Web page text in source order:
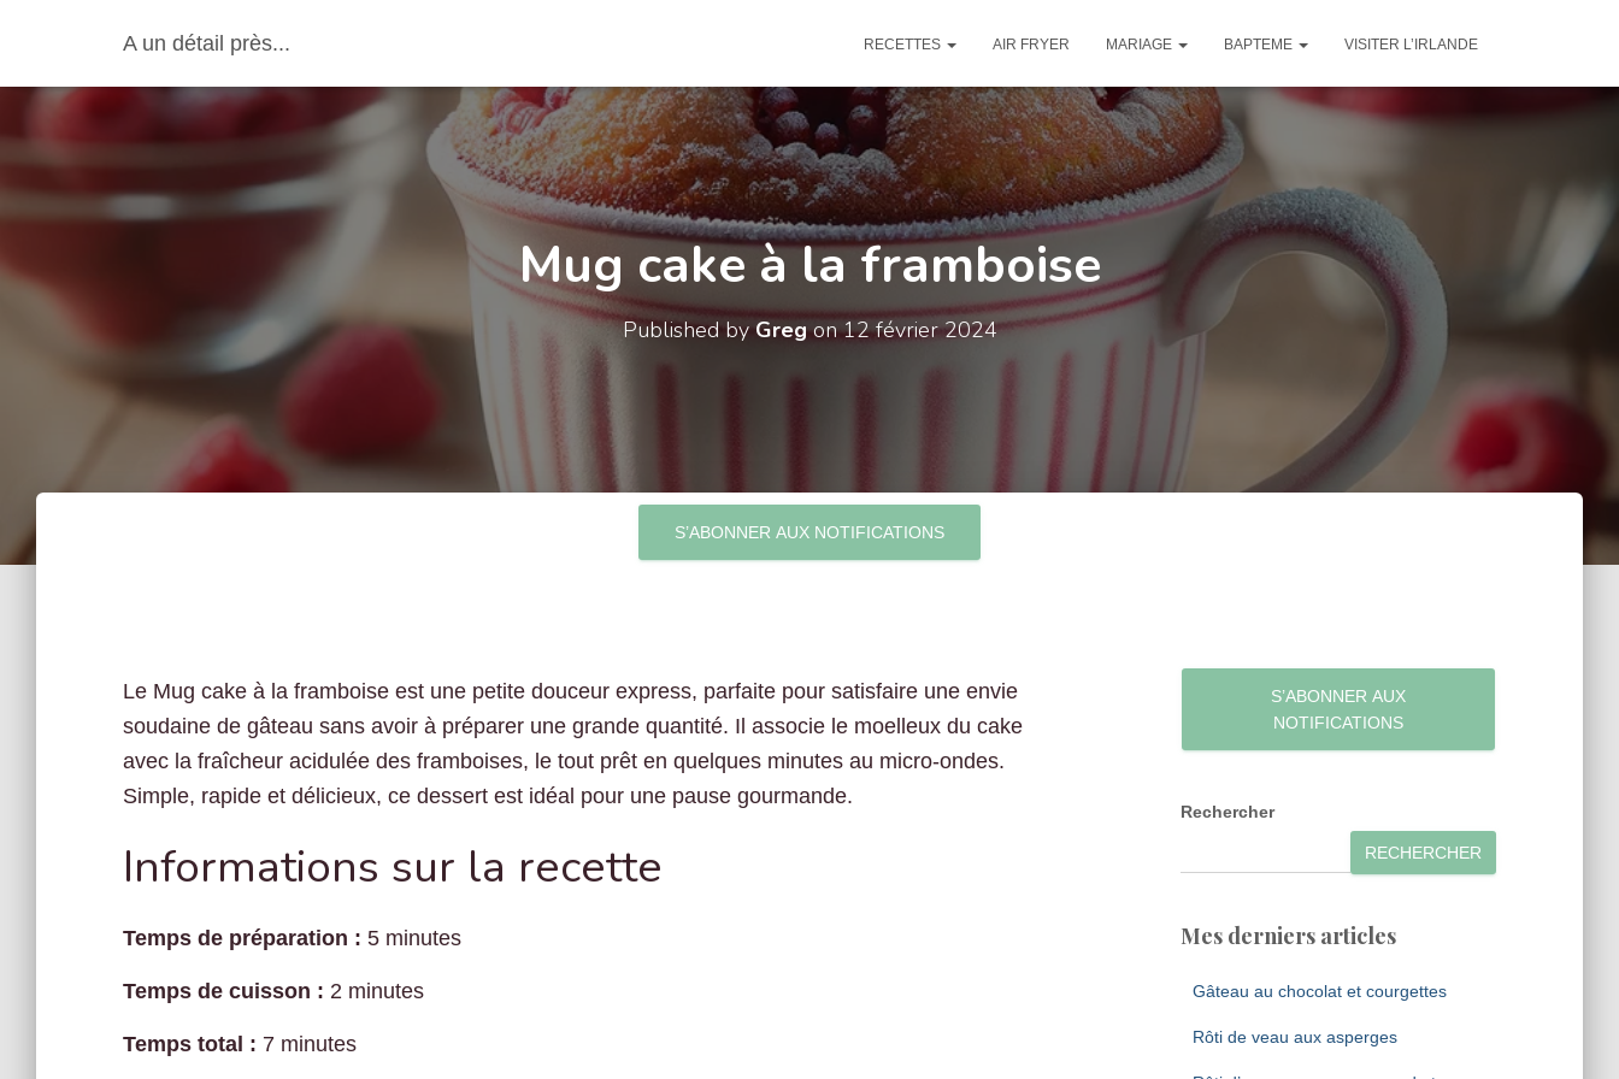
A un détail près... RECETTES AIR FRYER MARIAGE BAPTEME VISITER L’IRLANDE
Mug cake à la framboise
Published byGregon12 février 2024
S’ABONNER AUX NOTIFICATIONS
Le Mug cake à la framboise est une petite douceur express, parfaite pour satisfaire une envie
soudaine de gâteau sans avoir à préparer une grande quantité. Il associe le moelleux du cake
avec la fraîcheur acidulée des framboises, le tout prêt en quelques minutes au micro-ondes.
Simple, rapide et délicieux, ce dessert est idéal pour une pause gourmande.
Informations sur la recette
Temps de préparation : 5 minutes
Temps de cuisson : 2 minutes
Temps total : 7 minutes
S’ABONNER AUX
NOTIFICATIONS
Rechercher
RECHERCHER
Mes derniers articles
Gâteau au chocolat et courgettes
Rôti de veau aux asperges